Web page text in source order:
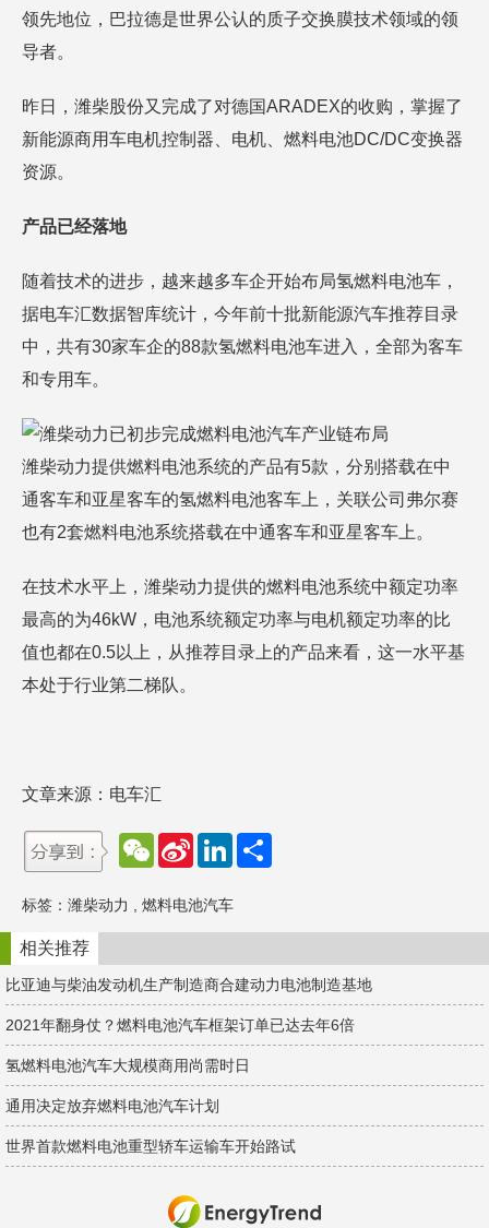
领先地位，巴拉德是世界公认的质子交换膜技术领域的领
导者。
昨日，潍柴股份又完成了对德国ARADEX的收购，掌握了
新能源商用车电机控制器、电机、燃料电池DC/DC变换器
资源。
产品已经落地
随着技术的进步，越来越多车企开始布局氢燃料电池车，
据电车汇数据智库统计，今年前十批新能源汽车推荐目录
中，共有30家车企的88款氢燃料电池车进入，全部为客车
和专用车。
潍柴动力提供燃料电池系统的产品有5款，分别搭载在中
通客车和亚星客车的氢燃料电池客车上，关联公司弗尔赛
也有2套燃料电池系统搭载在中通客车和亚星客车上。
在技术水平上，潍柴动力提供的燃料电池系统中额定功率
最高的为46kW，电池系统额定功率与电机额定功率的比
值也都在0.5以上，从推荐目录上的产品来看，这一水平基
本处于行业第二梯队。
文章来源：电车汇
W
e
h
a
t
S
a
W
e
b
o
L
e
d
n
标签： 潍柴动力 燃料电池汽车
相关推荐
比亚迪与柴油发动机生产制造商合建动力电池制造基地
2021年翻身仗？燃料电池汽车框架订单已达去年6倍
氢燃料电池汽车大规模商用尚需时日
通用决定放弃燃料电池汽车计划
世界首款燃料电池重型轿车运输车开始路试